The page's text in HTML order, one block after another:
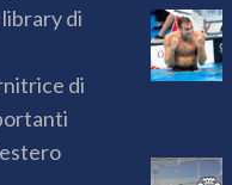
di
di